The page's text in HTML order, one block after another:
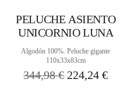
PELUCHE ASIENTO
UNICORNIO LUNA
Algodón 100%. Peluche gigante
110x33x83cm
344,98€ 224,24€